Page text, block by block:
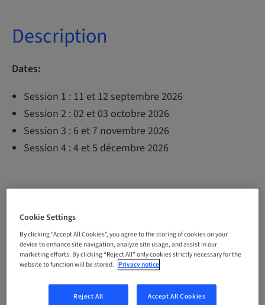
Description
Dates:
Session 1 : 11 et 12 septembre 2026
Session 2 : 02 et 03 octobre 2026
Session 3 : 6 et 7 novembre 2026
Session 4 : 4 et 5 décembre 2026
Perfectionner ses connaissances dans la pose
d’implants par voie crestale. Améliorer sa pratique
pour réaliser des soulevés de sinus.
Public concerné :
Cookie Settings
By clicking “Accept All Cookies”, you agree to the storing of cookies on your
device to enhance site navigation, analyze site usage, and assist in our
marketing efforts. By clicking “Reject All” only cookies strictly necessary for the
website to function will be stored. Privacy notice
Reject All Accept All Cookies